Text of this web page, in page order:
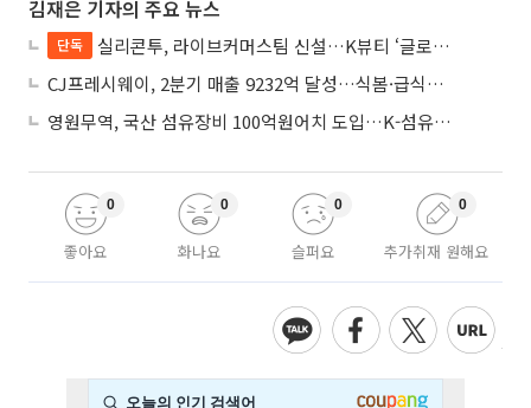
김재은 기자의 주요 뉴스
단독
실리콘투, 라이브커머스팀 신설…K뷰티 ‘글로벌 라방 판매’ 확대
CJ프레시웨이, 2분기 매출 9232억 달성…식봄·급식사업 성장
영원무역, 국산 섬유장비 100억원어치 도입…K-섬유 상생 강화
좋아요
0
화나요
0
슬퍼요
0
추가취재 원해요
0